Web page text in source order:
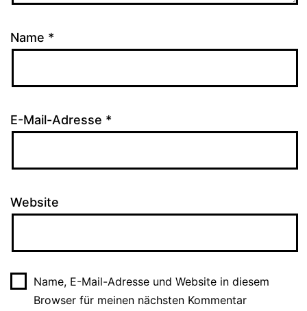
Name *
E-Mail-Adresse *
Website
Name, E-Mail-Adresse und Website in diesem
Browser für meinen nächsten Kommentar